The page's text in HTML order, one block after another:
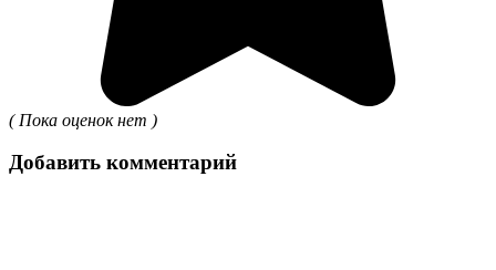
( Пока оценок нет )
Добавить комментарий